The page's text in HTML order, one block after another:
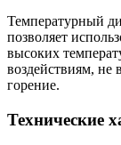
Температурный
позволяет
высоких
воздействиям, не
горение.
Технические